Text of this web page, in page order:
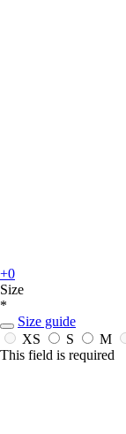
+0
Size
*
Size guide
XS
S M
This field is required